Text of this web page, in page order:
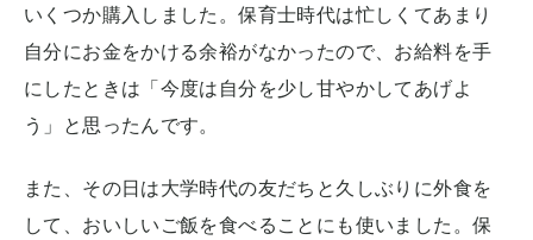
いくつか購入しました。保育士時代は忙しくてあまり
自分にお金をかける余裕がなかったので、お給料を手
にしたときは「今度は自分を少し甘やかしてあげよ
う」と思ったんです。
また、その日は大学時代の友だちと久しぶりに外食を
して、おいしいご飯を食べることにも使いました。保